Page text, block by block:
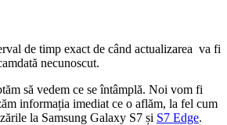
de timp exact de când actualizarea va fi
necunoscut.
să vedem ce se întâmplă. Noi vom fi
informația imediat ce o aflăm, la fel cum
la Samsung Galaxy S7 și S7 Edge.